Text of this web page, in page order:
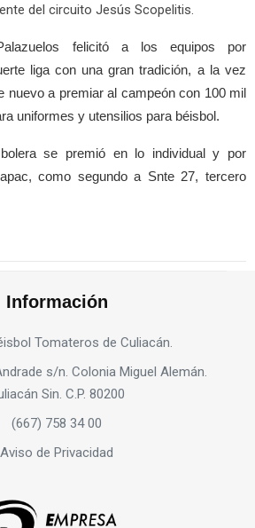
del circuito Jesús Scopelitis.
felicitó a los equipos por
liga con una gran tradición, a la vez
nuevo a premiar al campeón con 100 mil
uniformes y utensilios para béisbol.
se premió en lo individual y por
como segundo a Snte 27, tercero
Información
Tomateros de Culiacán.
s/n. Colonia Miguel Alemán.
Sin. C.P. 80200
(667) 758 34 00
Aviso de Privacidad